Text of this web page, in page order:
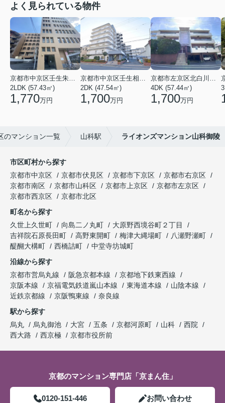
よく見られている物件
2LDK (57.43㎡)
1,770万円
2DK (47.54㎡)
1,700万円
4DK (57.44㎡)
1,700万円
のマンション一覧 山科駅 ライオンズマンション山科御陵
市区町村から探す
京都市中京区
京都市伏見区 京都市下京区
京都市右京区
京都市南区
京都市山科区 京都市上京区
京都市左京区
京都市西京区
京都市北区
町名から探す
久世上久世町
向島二ノ丸町
大原野西境谷町２丁目
吉祥院石原長田町
高野東開町 梅津大縄場町
八瀬野瀬町
醍醐大構町
西橋詰町
中堂寺坊城町
沿線から探す
京都市営烏丸線
阪急京都本線
京都地下鉄東西線
京阪本線
京福電気鉄道嵐山本線 東海道本線
山陰本線
近鉄京都線
京阪鴨東線
奈良線
駅から探す
烏丸
烏丸御池 大宮 五条 京都河原町 山科
西院
西大路
西京極 京都市役所前
京都のマンション専門店「京まん住」
0120-151-446 お問い合わせ